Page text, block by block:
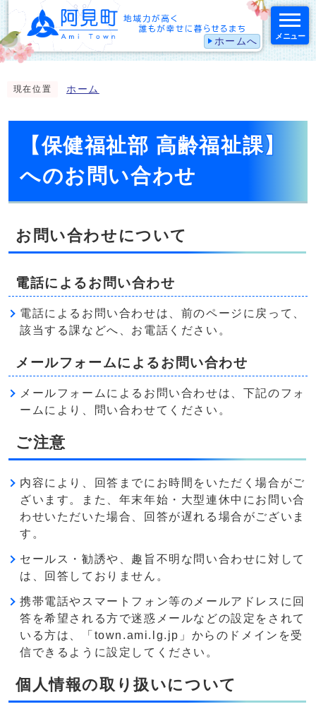
ホームへ メニュー
現在位置 ホーム
【保健福祉部 高齢福祉課】
へのお問い合わせ
お問い合わせについて
電話によるお問い合わせ
電話によるお問い合わせは、前のページに戻って、
該当する課などへ、お電話ください。
メールフォームによるお問い合わせ
メールフォームによるお問い合わせは、下記のフォ
ームにより、問い合わせてください。
ご注意
内容により、回答までにお時間をいただく場合がご
ざいます。また、年末年始・大型連休中にお問い合
わせいただいた場合、回答が遅れる場合がございま
す。
セールス・勧誘や、趣旨不明な問い合わせに対して
は、回答しておりません。
携帯電話やスマートフォン等のメールアドレスに回
答を希望される方で迷惑メールなどの設定をされて
いる方は、「town.ami.lg.jp」からのドメインを受
信できるように設定してください。
個人情報の取り扱いについて